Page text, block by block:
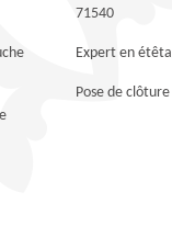
71540
Expert en
Pose de